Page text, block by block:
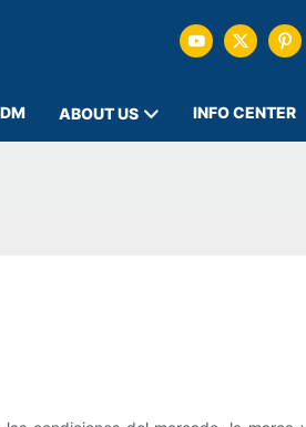
ABOUT US INFO CENTER